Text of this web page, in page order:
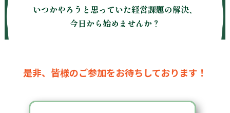
いつかやろうと思っていた経営課題の解決、
今日から始めませんか？
是非、皆様のご参加をお待ちしております！